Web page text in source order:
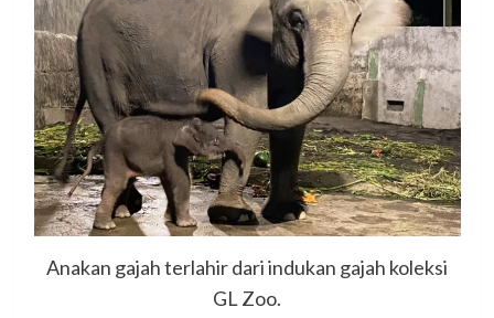
Anakan gajah terlahir dari indukan gajah koleksi
GL Zoo.